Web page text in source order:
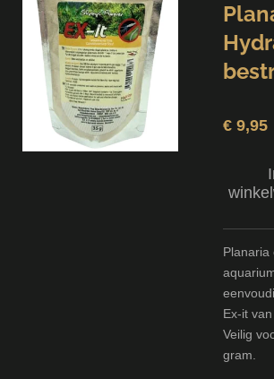
€ 9,95
Planaria
Ex-it
Veilig
gram.